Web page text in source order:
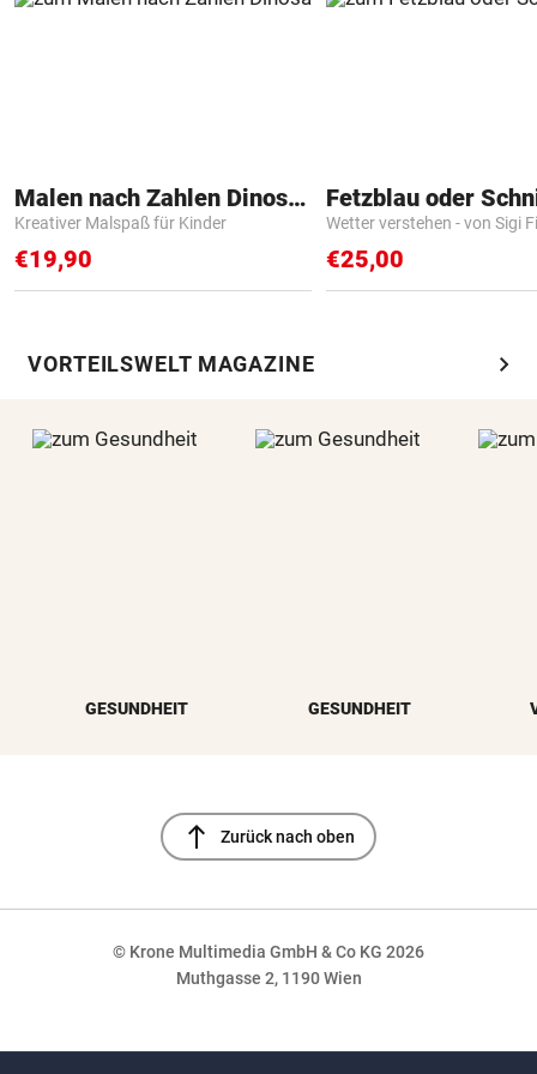
Malen nach Zahlen Dinosaurier
Kreativer Malspaß für Kinder
€19,90
Fetzblau oder
Wetter verstehen - von Sigi
€25,00
VORTEILSWELT MAGAZINE chevron_right
GESUNDHEIT GESUNDHEIT
north Zurück nach oben
© Krone Multimedia GmbH & Co KG 2026
Muthgasse 2, 1190 Wien
NaN%